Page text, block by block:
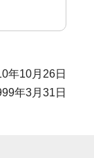
年10月26日
年3月31日